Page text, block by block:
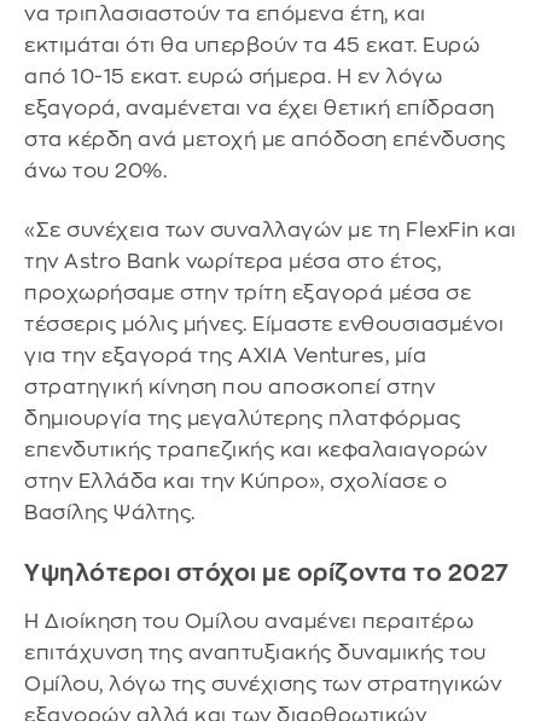
να τριπλασιαστούν τα επόμενα έτη, και
εκτιμάται ότι θα υπερβούν τα 45 εκατ. Ευρώ
από 10-15 εκατ. ευρώ σήμερα. Η εν λόγω
εξαγορά, αναμένεται να έχει θετική επίδραση
στα κέρδη ανά μετοχή με απόδοση επένδυσης
άνω του 20%.
«Σε συνέχεια των συναλλαγών με τη FlexFin και
την Astro Bank νωρίτερα μέσα στο έτος,
προχωρήσαμε στην τρίτη εξαγορά μέσα σε
τέσσερις μόλις μήνες. Είμαστε ενθουσιασμένοι
για την εξαγορά της AXIA Ventures, μία
στρατηγική κίνηση που αποσκοπεί στην
δημιουργία της μεγαλύτερης πλατφόρμας
επενδυτικής τραπεζικής και κεφαλαιαγορών
στην Ελλάδα και την Κύπρο», σχολίασε ο
Βασίλης Ψάλτης.
Υψηλότεροι στόχοι με ορίζοντα το 2027
Η Διοίκηση του Ομίλου αναμένει περαιτέρω
επιτάχυνση της αναπτυξιακής δυναμικής του
Ομίλου, λόγω της συνέχισης των στρατηγικών
εξαγορών αλλά και των διαρθρωτικών